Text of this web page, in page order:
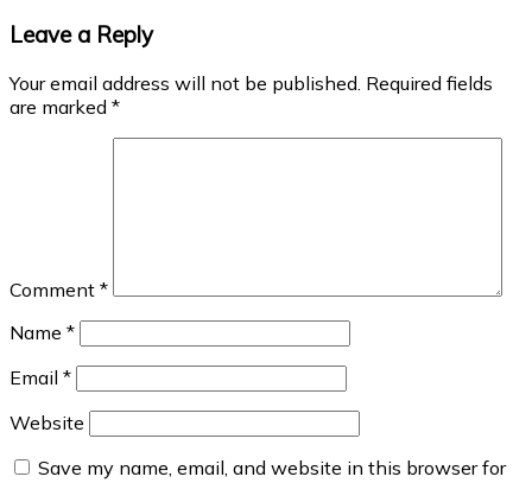
Leave a Reply
Your email address will not be published. Required fields
are marked *
Comment *
Name *
Email *
Website
Save my name, email, and website in this browser for